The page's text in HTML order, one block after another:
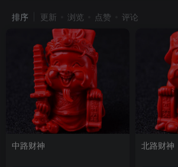
排序 更新 浏览 点赞 评论
中路财神 北路财神